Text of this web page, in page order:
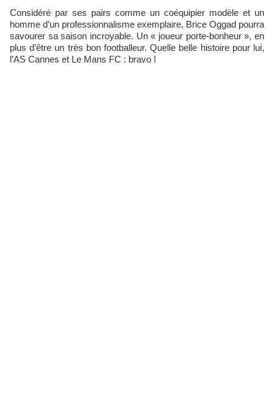
Considéré par ses pairs comme un coéquipier modèle et un
homme d’un professionnalisme exemplaire, Brice Oggad pourra
savourer sa saison incroyable. Un « joueur porte-bonheur », en
plus d’être un très bon footballeur. Quelle belle histoire pour lui,
l’AS Cannes et Le Mans FC : bravo !